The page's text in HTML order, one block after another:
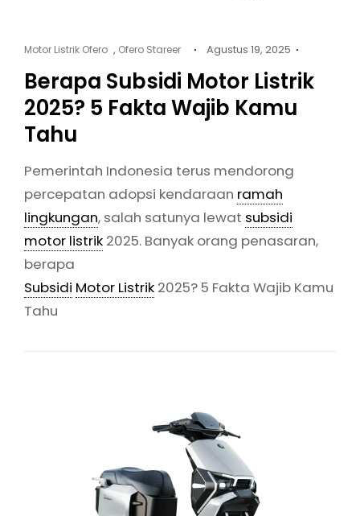
Cat
Motor Listrik Ofero , Ofero Stareer
Posted
Agustus 19, 2025
Berapa Subsidi Motor Listrik
2025? 5 Fakta Wajib Kamu
Tahu
Pemerintah Indonesia terus mendorong
percepatan adopsi kendaraan ramah
lingkungan, salah satunya lewat subsidi
motor listrik 2025. Banyak orang penasaran,
berapa
Subsidi Motor Listrik 2025? 5 Fakta Wajib Kamu
Tahu